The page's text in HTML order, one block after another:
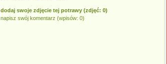
dodaj swoje zdjęcie tej potrawy (zdjęć: 0)
napisz swój komentarz (wpisów: 0)